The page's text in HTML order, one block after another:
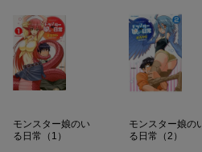
モンスター娘のい
る日常（1）
モンスター娘の
る日常（2）